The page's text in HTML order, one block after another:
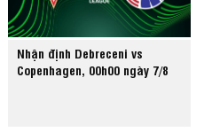
Nhận định Debreceni vs
Copenhagen, 00h00 ngày 7/8